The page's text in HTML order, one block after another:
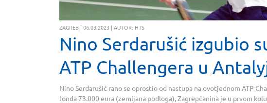
ZAGREB | 06.03.2023 | AUTOR: HTS
Nino Serdarušić izgubio
ATP Challengera u
Nino Serdarušić rano se oprostio od nastupa na ovotjednom ATP
fonda 73.000 eura (zemljana podloga), Zagrepčanina je u prvom